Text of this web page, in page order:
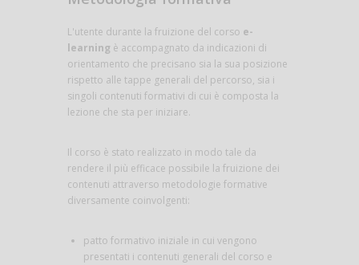
L'utente durante la fruizione del corso e-
learning è accompagnato da indicazioni di
orientamento che precisano sia la sua posizione
rispetto alle tappe generali del percorso, sia i
singoli contenuti formativi di cui è composta la
lezione che sta per iniziare.
Il corso è stato realizzato in modo tale da
rendere il più efficace possibile la fruizione dei
contenuti attraverso metodologie formative
diversamente coinvolgenti:
patto formativo iniziale in cui vengono
presentati i contenuti generali del corso e